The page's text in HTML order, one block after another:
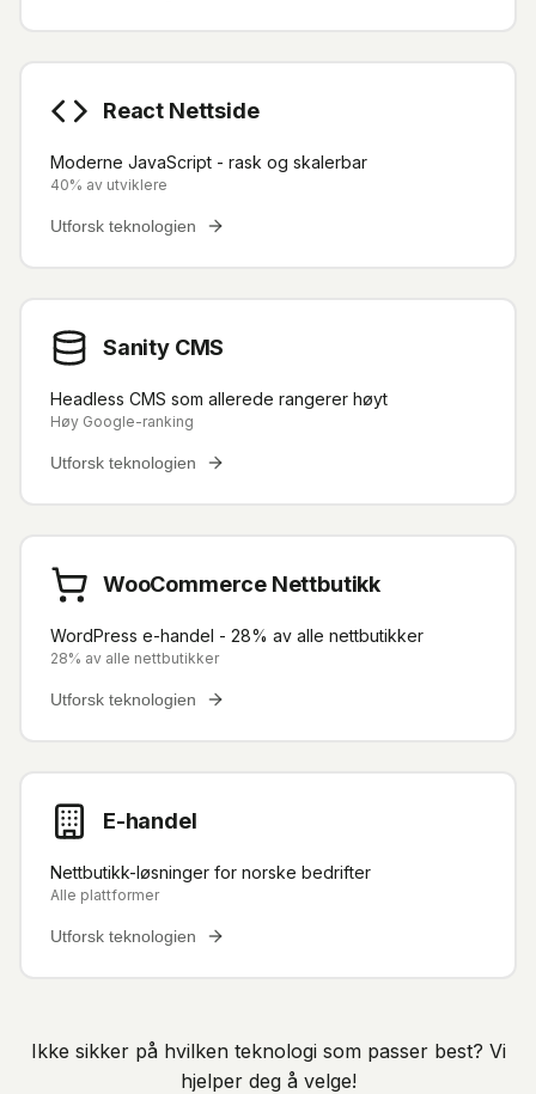
React Nettside
Moderne JavaScript - rask og skalerbar
40% av utviklere
Utforsk teknologien
Sanity CMS
Headless CMS som allerede rangerer høyt
Høy Google-ranking
Utforsk teknologien
WooCommerce Nettbutikk
WordPress e-handel - 28% av alle nettbutikker
28% av alle nettbutikker
Utforsk teknologien
E-handel
Nettbutikk-løsninger for norske bedrifter
Alle plattformer
Utforsk teknologien
Ikke sikker på hvilken teknologi som passer best? Vi
hjelper deg å velge!